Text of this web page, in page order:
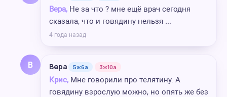
Вера, Не за что ? мне ещё врач сегодня
сказала, что и говядину нельзя …
4 года назад
В Вера 5ж6а 3ж10а
Крис, Мне говорили про телятину. А
говядину взрослую можно, но опять же без